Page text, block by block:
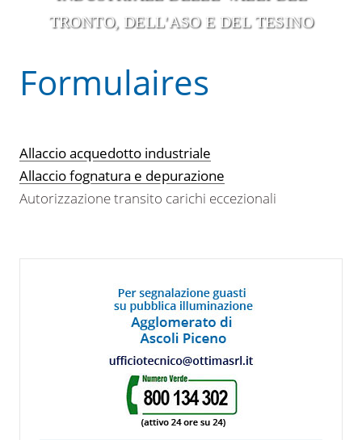
TRONTO, DELL'ASO E DEL TESINO
Formulaires
Allaccio acquedotto industriale
Allaccio fognatura e depurazione
Autorizzazione transito carichi eccezionali